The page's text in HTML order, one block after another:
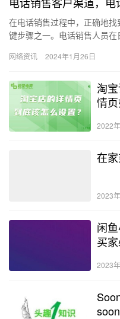
在电话销售过程中，正确地
键步骤之一。电话销售人员
话销售人…
网络资讯 2024年1月26日
淘
情
2022
在
2023
闲
买家
2023